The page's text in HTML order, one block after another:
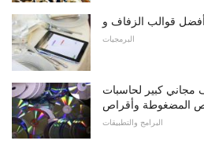
البرمجيات
مجاني كبير لحاسبات
البرامج والتطبيقات